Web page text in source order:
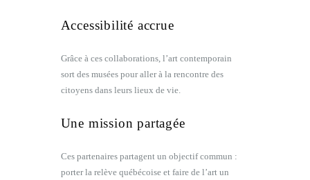
Accessibilité accrue
Grâce à ces collaborations, l’art contemporain
sort des musées pour aller à la rencontre des
citoyens dans leurs lieux de vie.
Une mission partagée
Ces partenaires partagent un objectif commun :
porter la relève québécoise et faire de l’art un